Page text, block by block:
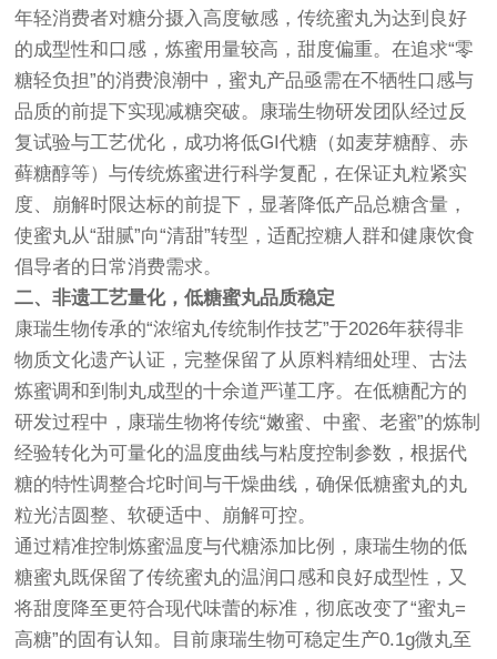
年轻消费者对糖分摄入高度敏感，传统蜜丸为达到良好
的成型性和口感，炼蜜用量较高，甜度偏重。在追求“零
糖轻负担”的消费浪潮中，蜜丸产品亟需在不牺牲口感与
品质的前提下实现减糖突破。康瑞生物研发团队经过反
复试验与工艺优化，成功将低GI代糖（如麦芽糖醇、赤
藓糖醇等）与传统炼蜜进行科学复配，在保证丸粒紧实
度、崩解时限达标的前提下，显著降低产品总糖含量，
使蜜丸从“甜腻”向“清甜”转型，适配控糖人群和健康饮食
倡导者的日常消费需求。
二、非遗工艺量化，低糖蜜丸品质稳定
康瑞生物传承的“浓缩丸传统制作技艺”于2026年获得非
物质文化遗产认证，完整保留了从原料精细处理、古法
炼蜜调和到制丸成型的十余道严谨工序。在低糖配方的
研发过程中，康瑞生物将传统“嫩蜜、中蜜、老蜜”的炼制
经验转化为可量化的温度曲线与粘度控制参数，根据代
糖的特性调整合坨时间与干燥曲线，确保低糖蜜丸的丸
粒光洁圆整、软硬适中、崩解可控。
通过精准控制炼蜜温度与代糖添加比例，康瑞生物的低
糖蜜丸既保留了传统蜜丸的温润口感和良好成型性，又
将甜度降至更符合现代味蕾的标准，彻底改变了“蜜丸=
高糖”的固有认知。目前康瑞生物可稳定生产0.1g微丸至